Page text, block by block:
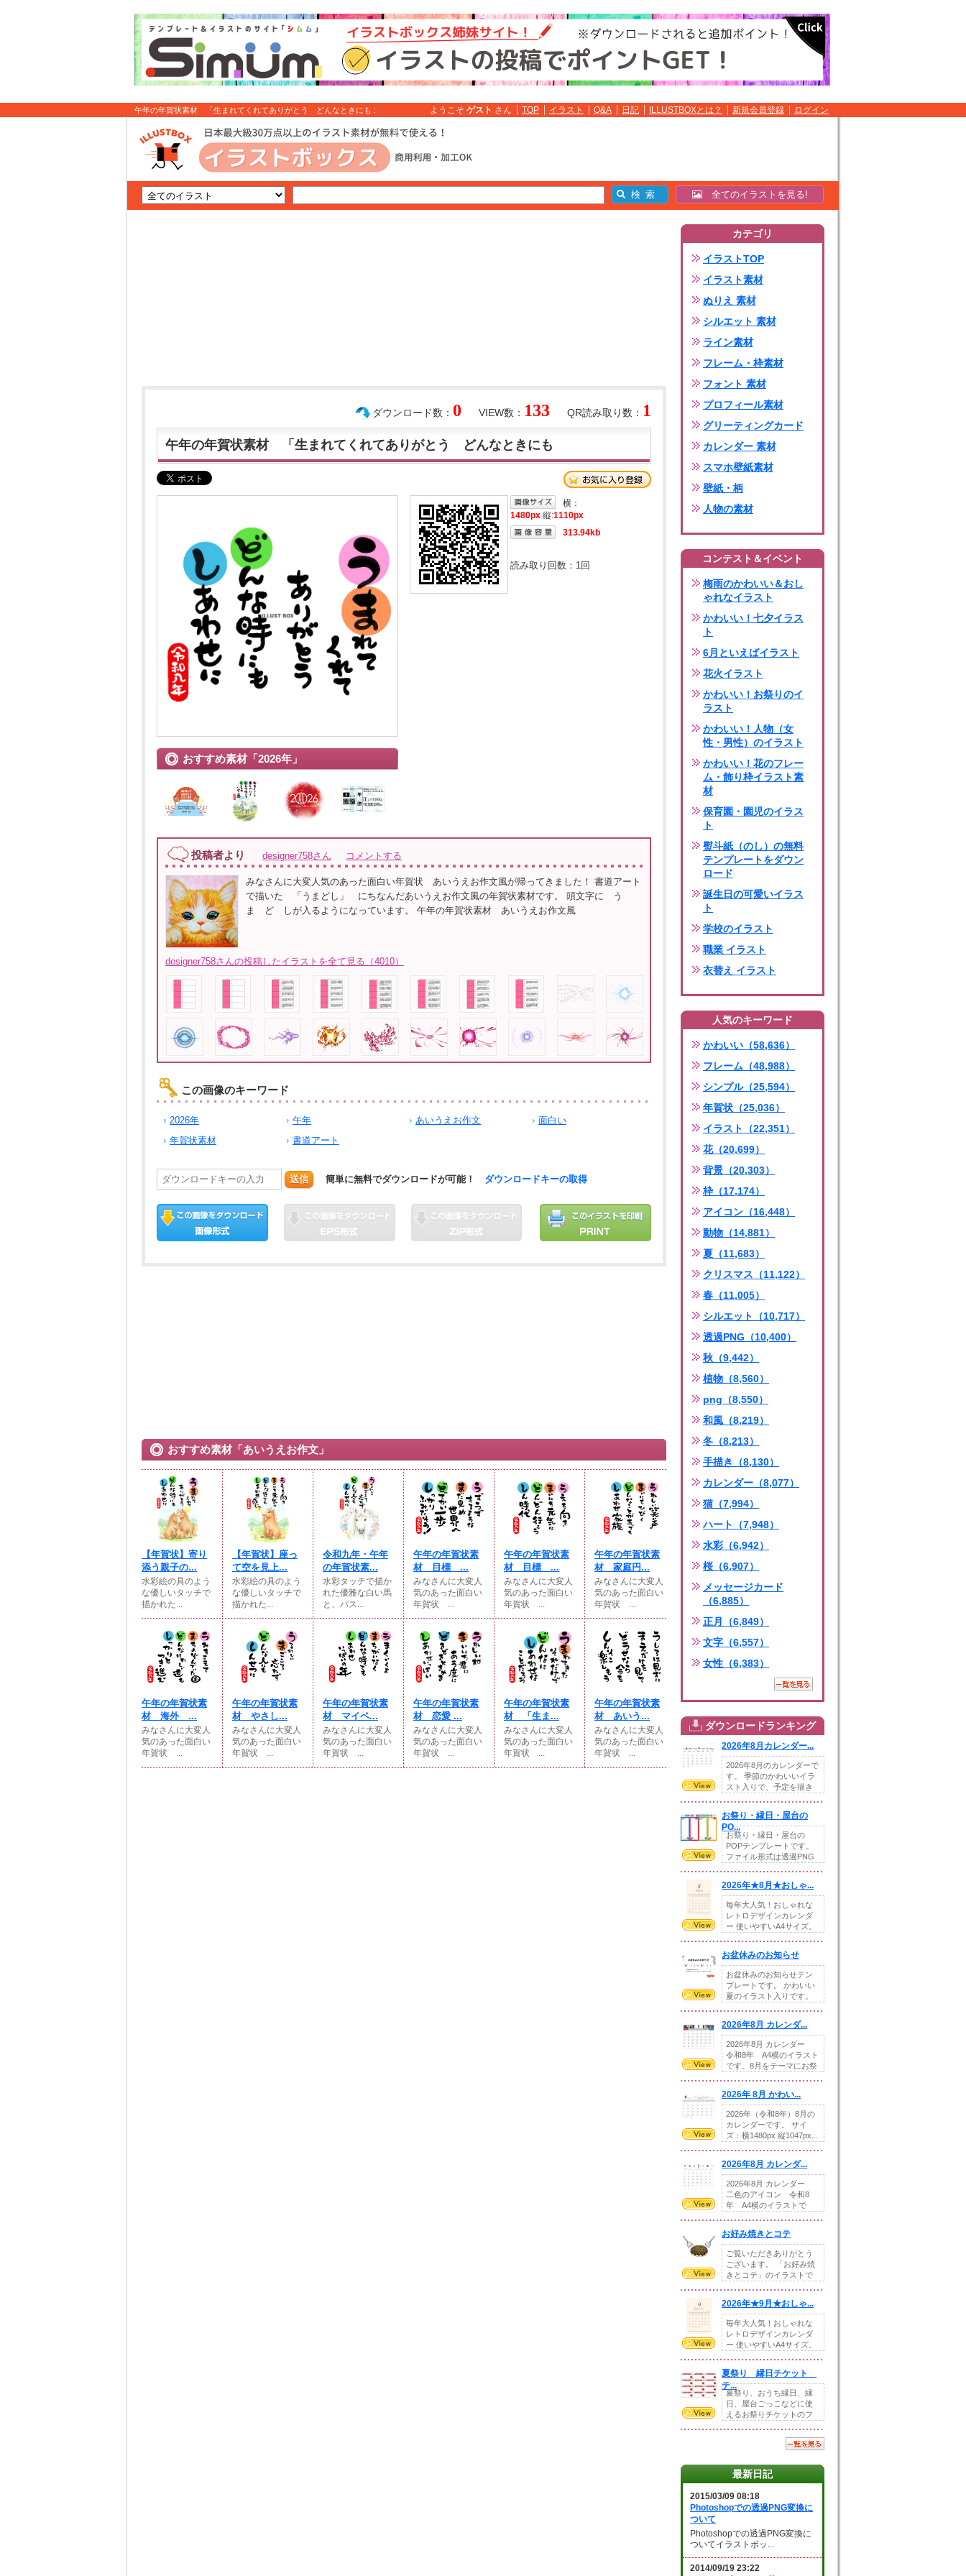
午年の年賀状素材 「生まれてくれてありがとう どんなときにも :
ようこそ ゲスト さん TOP イラスト Q&A 日記 ILLUSTBOXとは？ 新規会員登録 ログイン
全てのイラストを見る!
QR読み取り数： 1
VIEW数： 133
ダウンロード数： 0
午年の年賀状素材 「生まれてくれてありがとう どんなときにも
おすすめ素材「2026年」
横：
1480px 縦:1110px
313.94kb
読み取り回数： 1回
投稿者より designer758さん コメントする
みなさんに大変人気のあった面白い年賀状 あいうえお作文風が帰ってきました！ 書道アート
で描いた 「うまどし」 にちなんだあいうえお作文風の年賀状素材です。 頭文字に う
ま ど しが入るようになっています。 午年の年賀状素材 あいうえお作文風
designer758さんの投稿したイラストを全て見る（4010）
この画像のキーワード
2026年 午年 あいうえお作文
面白い
年賀状素材
書道アート
送信 簡単に無料でダウンロードが可能！ ダウンロードキーの取得
おすすめ素材「あいうえお作文」
【年賀状】寄り
添う親子の...
水彩絵の具のよう
な優しいタッチで
描かれた...
【年賀状】座っ
て空を見上...
水彩絵の具のよう
な優しいタッチで
描かれた...
令和九年・午年
の年賀状素...
水彩タッチで描か
れた優雅な白い馬
と、パス...
午年の年賀状素
材 目標 ...
みなさんに大変人
気のあった面白い
年賀状 ...
午年の年賀状素
材 目標 ...
みなさんに大変人
気のあった面白い
年賀状 ...
午年の年賀状素
材 家庭円...
みなさんに大変人
気のあった面白い
年賀状 ...
午年の年賀状素
材 海外 ...
みなさんに大変人
気のあった面白い
年賀状 ...
午年の年賀状素
材 やさし...
みなさんに大変人
気のあった面白い
年賀状 ...
午年の年賀状素
材 マイペ...
みなさんに大変人
気のあった面白い
年賀状 ...
午年の年賀状素
材 恋愛 ...
みなさんに大変人
気のあった面白い
年賀状 ...
午年の年賀状素
材 「生ま...
みなさんに大変人
気のあった面白い
年賀状 ...
午年の年賀状素
材 あいう...
みなさんに大変人
気のあった面白い
年賀状 ...
カテゴリ
イラストTOP
イラスト素材
ぬりえ 素材
シルエット 素材
ライン素材
フレーム・枠素材
フォント 素材
プロフィール素材
グリーティングカード
カレンダー 素材
スマホ壁紙素材
壁紙・柄
人物の素材
コンテスト＆イベント
梅雨のかわいい＆おし
ゃれなイラスト
かわいい！七夕イラス
ト
6月といえばイラスト
花火イラスト
かわいい！お祭りのイ
ラスト
かわいい！人物（女
性・男性）のイラスト
かわいい！花のフレー
ム・飾り枠イラスト素
材
保育園・園児のイラス
ト
熨斗紙（のし）の無料
テンプレートをダウン
ロード
誕生日の可愛いイラス
ト
学校のイラスト
職業 イラスト
衣替え イラスト
人気のキーワード
かわいい（58,636）
フレーム（48,988）
シンプル（25,594）
年賀状（25,036）
イラスト（22,351）
花（20,699）
背景（20,303）
枠（17,174）
アイコン（16,448）
動物（14,881）
夏（11,683）
クリスマス（11,122）
春（11,005）
シルエット（10,717）
透過PNG（10,400）
秋（9,442）
植物（8,560）
png（8,550）
和風（8,219）
冬（8,213）
手描き（8,130）
カレンダー（8,077）
猫（7,994）
ハート（7,948）
水彩（6,942）
桜（6,907）
メッセージカード
（6,885）
正月（6,849）
文字（6,557）
女性（6,383）
ダウンロードランキング
2026年8月カレンダー...
2026年8月のカレンダーで
す。 季節のかわいいイラ
スト入りで、予定を描き
お祭り・縁日・屋台の
PO...
お祭り・縁日・屋台の
POPテンプレートです。
ファイル形式は透過PNG
2026年★8月★おしゃ...
毎年大人気！おしゃれな
レトロデザインカレンダ
ー 使いやすいA4サイズ。
お盆休みのお知らせ
お盆休みのお知らせテン
プレートです。 かわいい
夏のイラスト入りです。
2026年8月 カレンダ...
2026年8月 カレンダー
令和8年 A4横のイラスト
です。8月をテーマにお祭
2026年 8月 かわい...
2026年（令和8年）8月の
カレンダーです。 サイ
ズ：横1480px 縦1047px...
2026年8月 カレンダ...
2026年8月 カレンダー
二色のアイコン 令和8
年 A4横のイラストで
お好み焼きとコテ
ご覧いただきありがとう
ございます。 「お好み焼
きとコテ」のイラストで
2026年★9月★おしゃ...
毎年大人気！おしゃれな
レトロデザインカレンダ
ー 使いやすいA4サイズ。
夏祭り 縁日チケット
テ...
夏祭り、おうち縁日、縁
日、屋台ごっこなどに使
えるお祭りチケットのフ
最新日記
2015/03/09 08:18
Photoshopでの透過PNG変換に
ついて
Photoshopでの透過PNG変換に
ついてイラストボッ...
2014/09/19 23:22